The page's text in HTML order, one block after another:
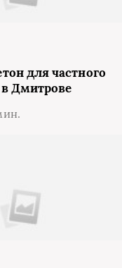
для частного
в Дмитрове